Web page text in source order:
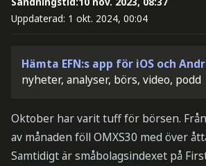
Uppdaterad: 1 okt. 2024, 00:04
Hämta EFN:s app för iOS och
nyheter, analyser, börs, video, podd
Oktober har varit tuff för börsen.
av månaden föll OMXS30 med över
Samtidigt är småbolagsindexet på